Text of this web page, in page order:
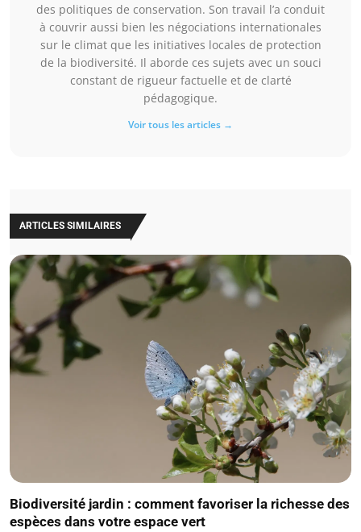
des politiques de conservation. Son travail l’a conduit
à couvrir aussi bien les négociations internationales
sur le climat que les initiatives locales de protection
de la biodiversité. Il aborde ces sujets avec un souci
constant de rigueur factuelle et de clarté
pédagogique.
Voir tous les articles →
ARTICLES SIMILAIRES
Biodiversité jardin : comment favoriser la richesse des
espèces dans votre espace vert